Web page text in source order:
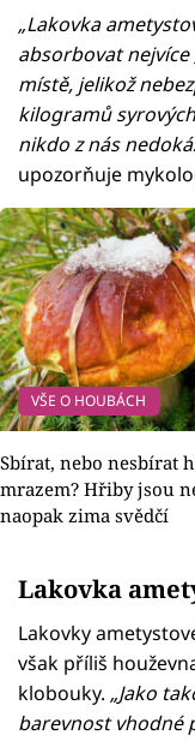
„Lakovka
absorbovat nejvíce
místě, jelikož
kilogramů
nikdo z nás
upozorňuje
VŠE O HOUBÁCH
Sbírat, nebo nesbírat
mrazem? Hřiby jsou
naopak zima svědčí
Lakovka
Lakovky
však příliš
klobouky. „Jako
barevnost vhodné